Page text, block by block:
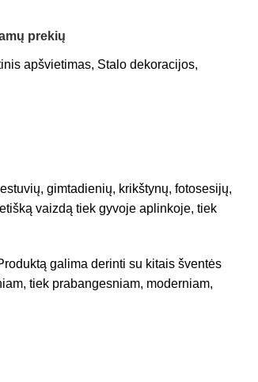
prekių
apšvietimas, Stalo dekoracijos,
gimtadienių, krikštynų, fotosesijų,
vaizdą tiek gyvoje aplinkoje, tiek
galima derinti su kitais šventės
tiek prabangesniam, moderniam,